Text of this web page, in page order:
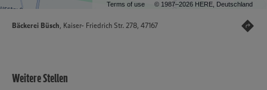
Terms of use © 1987–2026 HERE, Deutschland
Bäckerei Büsch, Kaiser- Friedrich Str. 278, 47167
Weitere Stellen